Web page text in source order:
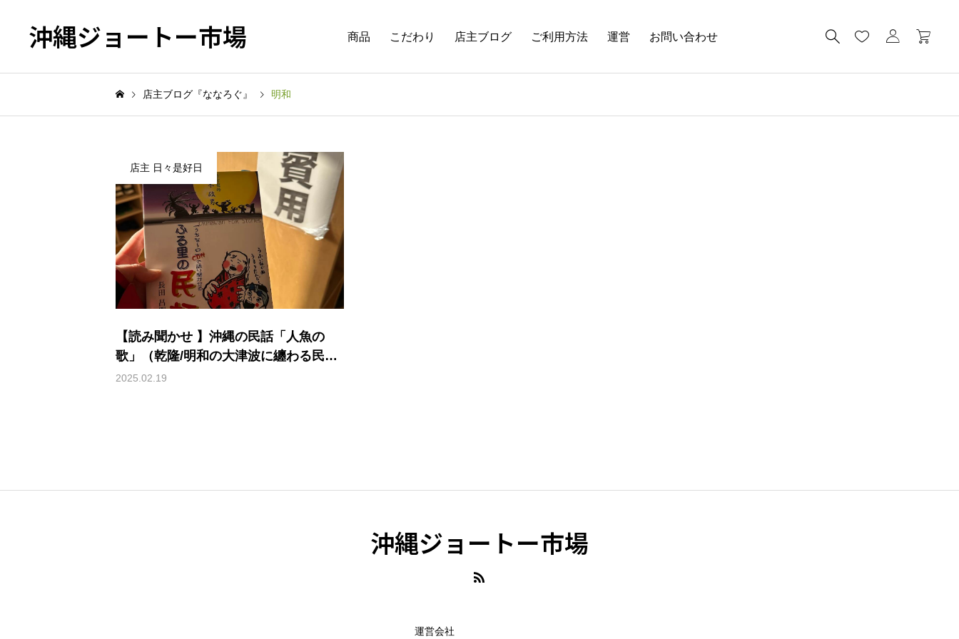
沖縄ジョートー市場 商品 こだわり 店主ブログ ご利用方法 運営 お問い合わせ
店主ブログ『ななろぐ』 明和
【読み聞かせ 】沖縄の民話「人魚の
歌」（乾隆/明和の大津波に纏わる民
話）
2025.02.19
店主 日々是好日
沖縄ジョートー市場
運営会社